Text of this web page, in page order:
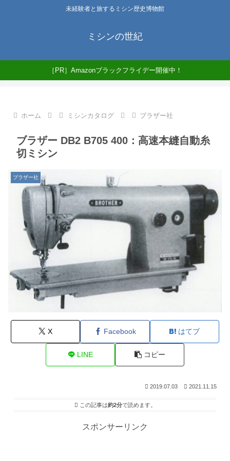
未経験者と旅するミシン歴史博物館
ミシンの世紀
［PR］Amazonブラックフライデー開催中！
ホーム ミシンカタログ ブラザー社
ブラザー DB2 B705 400：高速本縫自動糸
切ミシン
ブラザー社
X Facebook はてブ
LINE コピー
2019.07.03 2021.11.15
この記事は約2分で読めます。
スポンサーリンク